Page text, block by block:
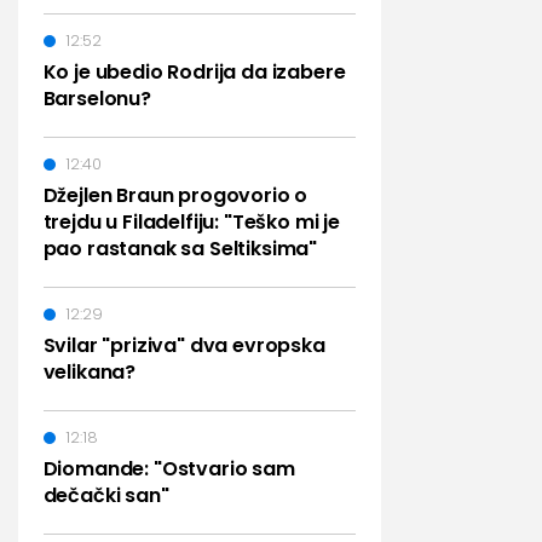
Ko je ubedio Rodrija da izabere
Barselonu?
12:52
Džejlen Braun progovorio o
trejdu u Filadelfiju: "Teško mi je
pao rastanak sa Seltiksima"
12:40
Svilar "priziva" dva evropska
velikana?
12:29
Diomande: "Ostvario sam
dečački san"
12:18